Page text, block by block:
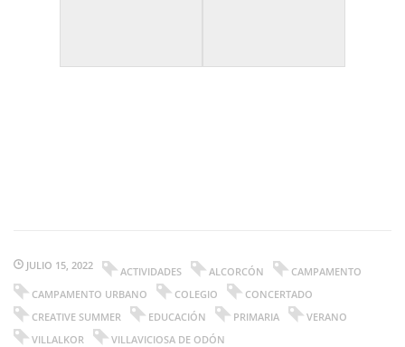
JULIO 15, 2022 ACTIVIDADES ALCORCÓN
CAMPAMENTO
CAMPAMENTO URBANO
COLEGIO
CONCERTADO
CREATIVE SUMMER
EDUCACIÓN PRIMARIA
VERANO
VILLALKOR
VILLAVICIOSA DE ODÓN